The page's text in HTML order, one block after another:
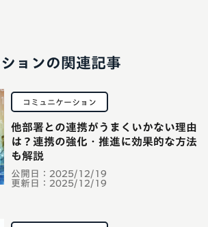
ョンの関連記事
コミュニケーション
公開日： 2025/12/19
更新日： 2025/12/19
他部署との連携がうまくいかない理由
は？連携の強化・推進に効果的な方法
も解説